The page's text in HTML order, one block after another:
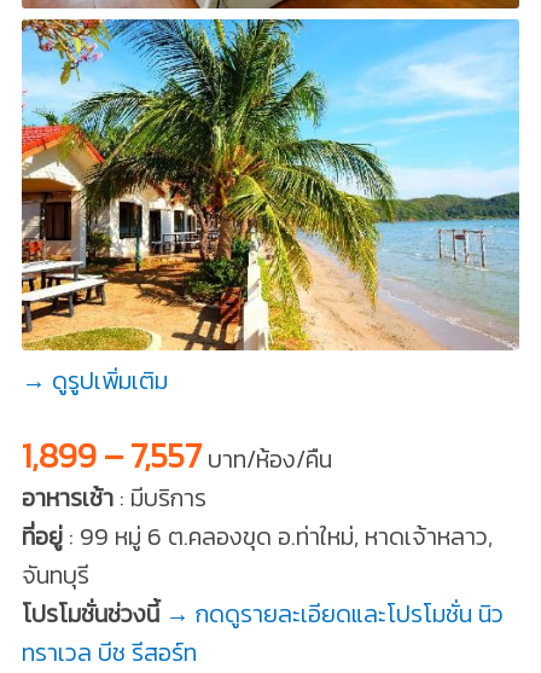
→ ดูรูปเพิ่มเติม
1,899 – 7,557บาท/ห้อง/คืน
อาหารเช้า: มีบริการ
ที่อยู่: 99 หมู่ 6 ต.คลองขุด อ.ท่าใหม่, หาดเจ้าหลาว,
จันทบุรี
โปรโมชั่นช่วงนี้ → กดดูรายละเอียดและโปรโมชั่น นิว
ทราเวล บีช รีสอร์ท